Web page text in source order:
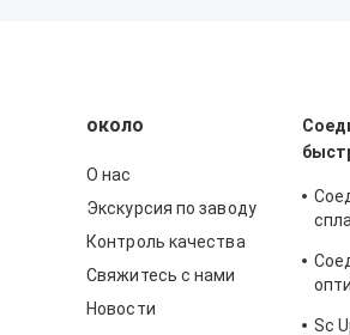
около
О нас
Экскурсия по заводу
Контроль качества
Свяжитесь с нами
Новости
Sc